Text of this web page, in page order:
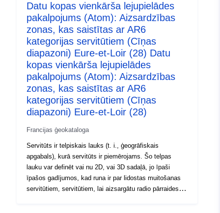
Datu kopas vienkārša lejupielādes
pakalpojums (Atom): Aizsardzības
zonas, kas saistītas ar AR6
kategorijas servitūtiem (Cīņas
diapazoni) Eure-et-Loir (28) Datu
kopas vienkārša lejupielādes
pakalpojums (Atom): Aizsardzības
zonas, kas saistītas ar AR6
kategorijas servitūtiem (Cīņas
diapazoni) Eure-et-Loir (28)
Francijas ģeokataloga
Servitūts ir telpiskais lauks (t. i., ģeogrāfiskais
apgabals), kurā servitūts ir piemērojams. Šo telpas
lauku var definēt vai nu 2D, vai 3D sadaļā, jo īpaši
īpašos gadījumos, kad runa ir par lidostas muitošanas
servitūtiem, servitūtiem, lai aizsargātu radio pārraides